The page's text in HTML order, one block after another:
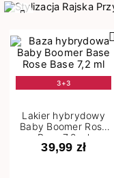
3+3
Lakier hybrydowy
Baby Boomer Rose
Base 7,2 ml
39,99 zł